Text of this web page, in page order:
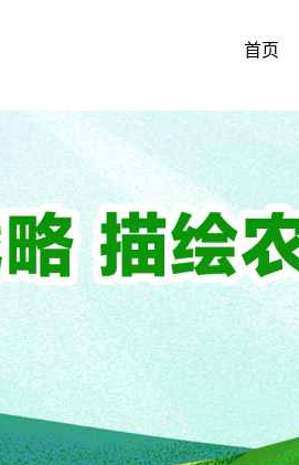
首页